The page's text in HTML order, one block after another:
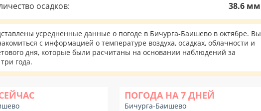
осадков:
38.6 мм
усредненные данные о погоде в Бичурга-Баишево в октябре. Вы
с информацией о температуре воздуха, осадках, облачности и
дня, которые были расчитаны на основании наблюдений за
года.
ПОГОДА НА 7 ДНЕЙ
Бичурга-Баишево